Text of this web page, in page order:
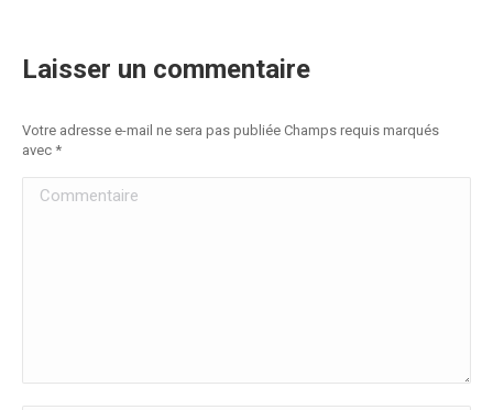
Laisser un commentaire
Votre adresse e-mail ne sera pas publiée Champs requis marqués
avec *
Commentaire